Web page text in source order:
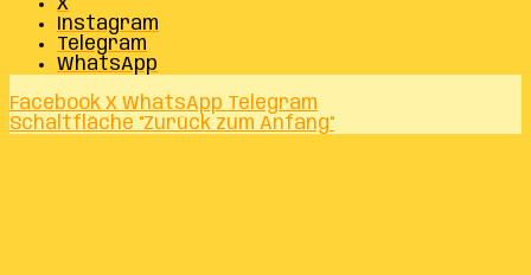
Instagram
Telegram
WhatsApp
Facebook X WhatsApp Telegram
Schaltfläche "Zurück zum Anfang"